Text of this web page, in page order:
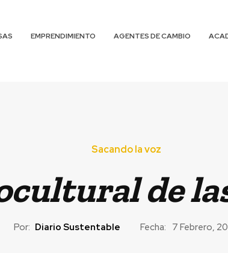
EMPRENDIMIENTO AGENTES DE CAMBIO
Sacando la voz
de
Por: Diario Sustentable Fecha: 7 Febrero,